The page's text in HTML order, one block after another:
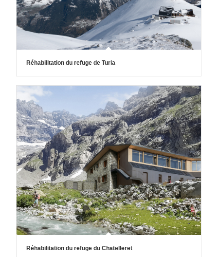
Réhabilitation du refuge de Turia
Réhabilitation du refuge du Chatelleret